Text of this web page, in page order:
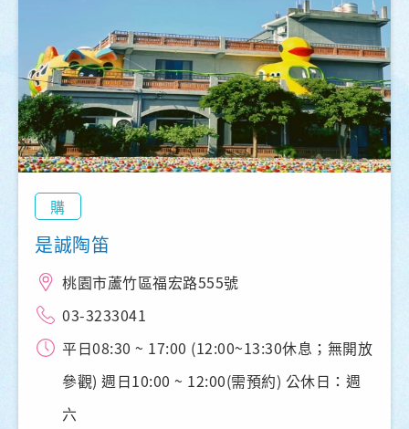
購
是誠陶笛
桃園市蘆竹區福宏路555號
03-3233041
平日08:30 ~ 17:00 (12:00~13:30休息；無開放
參觀) 週日10:00 ~ 12:00(需預約) 公休日：週
六